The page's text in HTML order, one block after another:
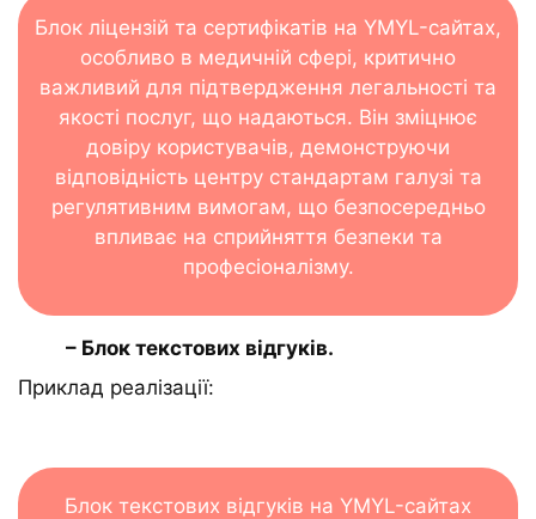
Блок ліцензій та сертифікатів на YMYL-сайтах,
особливо в медичній сфері, критично
важливий для підтвердження легальності та
якості послуг, що надаються. Він зміцнює
довіру користувачів, демонструючи
відповідність центру стандартам галузі та
регулятивним вимогам, що безпосередньо
впливає на сприйняття безпеки та
професіоналізму.
– Блок текстових відгуків.
Приклад реалізації:
Блок текстових відгуків на YMYL-сайтах